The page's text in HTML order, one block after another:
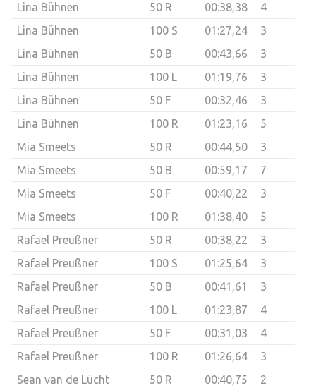
Lina Bühnen
50 R 00:38,38
4
Lina Bühnen
100 S 01:27,24
3
Lina Bühnen
50 B 00:43,66
3
Lina Bühnen
100 L 01:19,76
3
Lina Bühnen
50 F 00:32,46
3
Lina Bühnen
100 R 01:23,16
5
Mia Smeets
50 R 00:44,50
3
Mia Smeets
50 B 00:59,17
7
Mia Smeets
50 F 00:40,22
3
Mia Smeets
100 R 01:38,40
5
Rafael Preußner
50 R 00:38,22
3
Rafael Preußner
100 S 01:25,64
3
Rafael Preußner
50 B 00:41,61
3
Rafael Preußner
100 L 01:23,87
4
Rafael Preußner
50 F 00:31,03
4
Rafael Preußner
100 R 01:26,64
3
Sean van de Lücht
50 R 00:40,75
2